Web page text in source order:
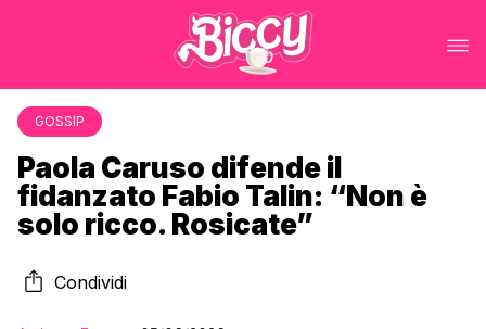
GOSSIP
Paola Caruso difende il
fidanzato Fabio Talin: “Non è
solo ricco. Rosicate”
Condividi